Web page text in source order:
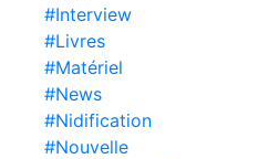
#Interview
#Livres
#Matériel
#News
#Nidification
#Nouvelle